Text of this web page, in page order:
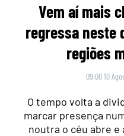
Vem aí mais
regressa neste
regiões
09:00 10
O tempo volta a
marcar presença
noutra o céu abre